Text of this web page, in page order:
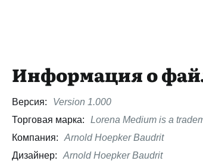
Информация о
Версия:
Version 1.000
Торговая марка:
Lorena Medium is a
Компания:
Arnold Hoepker Baudrit
Дизайнер:
Arnold Hoepker Baudrit